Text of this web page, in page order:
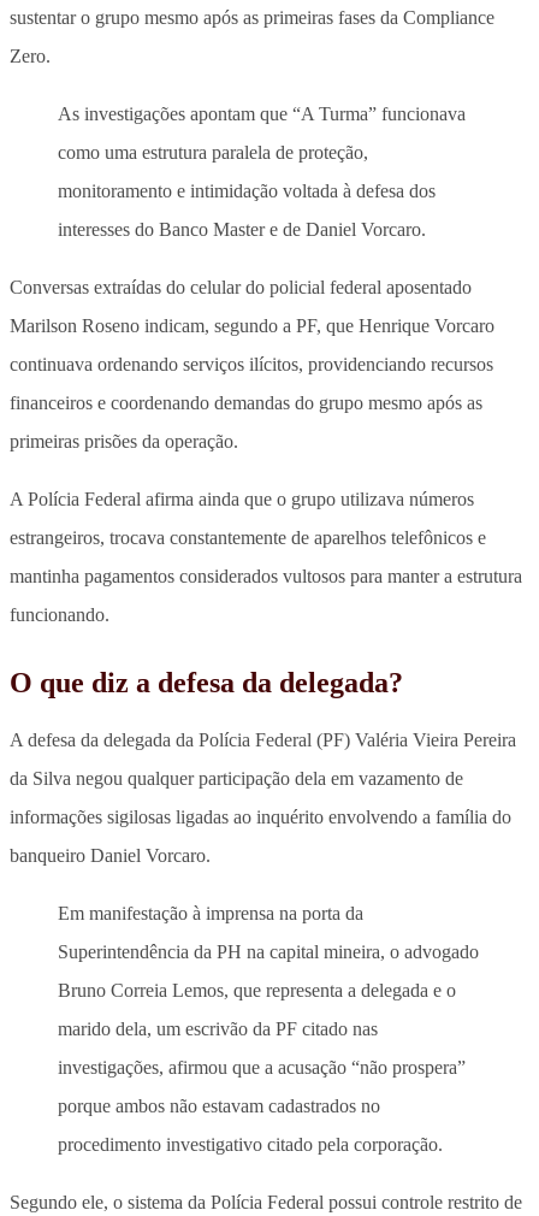
sustentar o grupo mesmo após as primeiras fases da Compliance
Zero.
As investigações apontam que “A Turma” funcionava
como uma estrutura paralela de proteção,
monitoramento e intimidação voltada à defesa dos
interesses do Banco Master e de Daniel Vorcaro.
Conversas extraídas do celular do policial federal aposentado
Marilson Roseno indicam, segundo a PF, que Henrique Vorcaro
continuava ordenando serviços ilícitos, providenciando recursos
financeiros e coordenando demandas do grupo mesmo após as
primeiras prisões da operação.
A Polícia Federal afirma ainda que o grupo utilizava números
estrangeiros, trocava constantemente de aparelhos telefônicos e
mantinha pagamentos considerados vultosos para manter a estrutura
funcionando.
O que diz a defesa da delegada?
A defesa da delegada da Polícia Federal (PF) Valéria Vieira Pereira
da Silva negou qualquer participação dela em vazamento de
informações sigilosas ligadas ao inquérito envolvendo a família do
banqueiro Daniel Vorcaro.
Em manifestação à imprensa na porta da
Superintendência da PH na capital mineira, o advogado
Bruno Correia Lemos, que representa a delegada e o
marido dela, um escrivão da PF citado nas
investigações, afirmou que a acusação “não prospera”
porque ambos não estavam cadastrados no
procedimento investigativo citado pela corporação.
Segundo ele, o sistema da Polícia Federal possui controle restrito de